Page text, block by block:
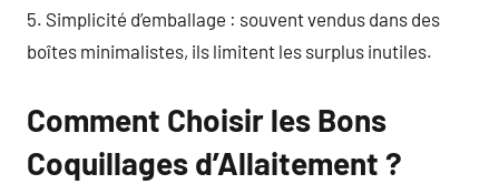
5. Simplicité d’emballage : souvent vendus dans des
boîtes minimalistes, ils limitent les surplus inutiles.
Comment Choisir les Bons
Coquillages d’Allaitement ?